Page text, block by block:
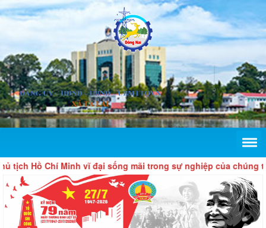
Chí Minh vĩ đại sống mãi trong sự nghiệp của chúng ta!